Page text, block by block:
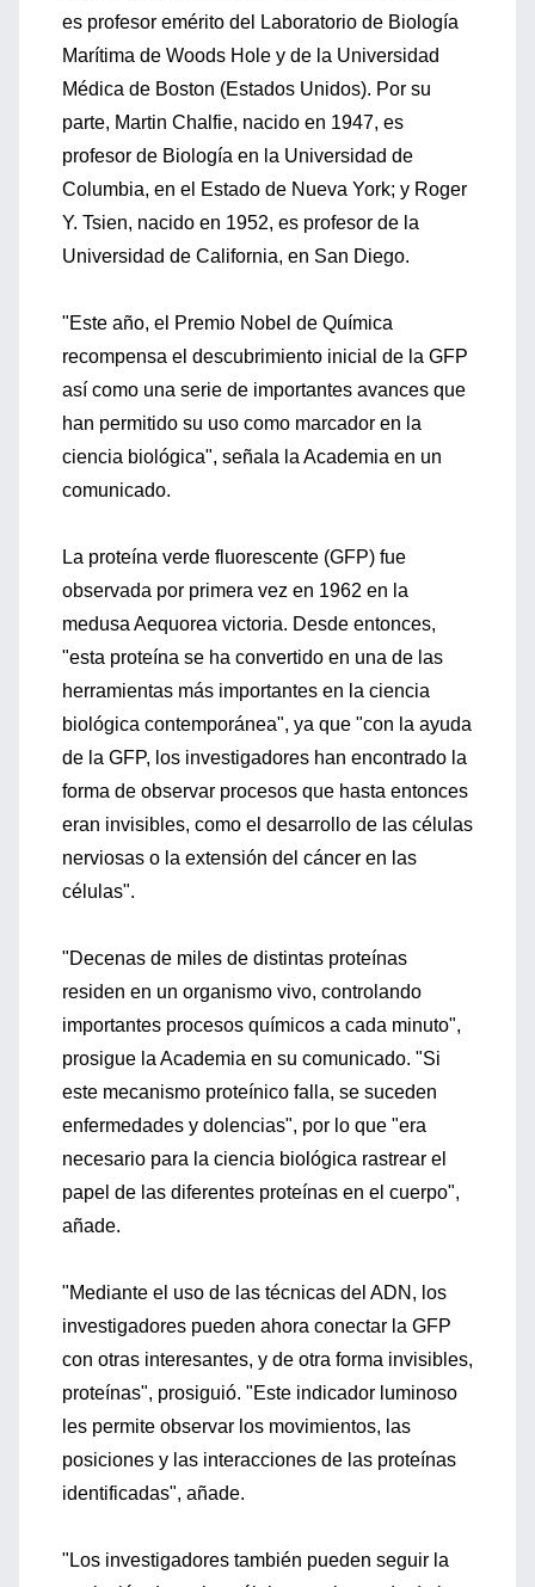
es profesor emérito del Laboratorio de Biología
Marítima de Woods Hole y de la Universidad
Médica de Boston (Estados Unidos). Por su
parte, Martin Chalfie, nacido en 1947, es
profesor de Biología en la Universidad de
Columbia, en el Estado de Nueva York; y Roger
Y. Tsien, nacido en 1952, es profesor de la
Universidad de California, en San Diego.
"Este año, el Premio Nobel de Química
recompensa el descubrimiento inicial de la GFP
así como una serie de importantes avances que
han permitido su uso como marcador en la
ciencia biológica", señala la Academia en un
comunicado.
La proteína verde fluorescente (GFP) fue
observada por primera vez en 1962 en la
medusa Aequorea victoria. Desde entonces,
"esta proteína se ha convertido en una de las
herramientas más importantes en la ciencia
biológica contemporánea", ya que "con la ayuda
de la GFP, los investigadores han encontrado la
forma de observar procesos que hasta entonces
eran invisibles, como el desarrollo de las células
nerviosas o la extensión del cáncer en las
células".
"Decenas de miles de distintas proteínas
residen en un organismo vivo, controlando
importantes procesos químicos a cada minuto",
prosigue la Academia en su comunicado. "Si
este mecanismo proteínico falla, se suceden
enfermedades y dolencias", por lo que "era
necesario para la ciencia biológica rastrear el
papel de las diferentes proteínas en el cuerpo",
añade.
"Mediante el uso de las técnicas del ADN, los
investigadores pueden ahora conectar la GFP
con otras interesantes, y de otra forma invisibles,
proteínas", prosiguió. "Este indicador luminoso
les permite observar los movimientos, las
posiciones y las interacciones de las proteínas
identificadas", añade.
"Los investigadores también pueden seguir la